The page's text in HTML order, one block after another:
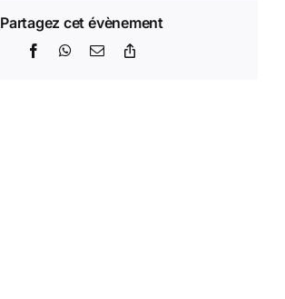
Partagez cet évènement
FacebookWhatsApp
Email